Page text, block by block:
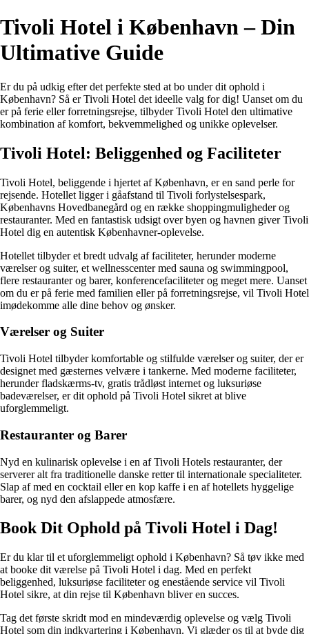
Tivoli Hotel i København – Din
Ultimative Guide
Er du på udkig efter det perfekte sted at bo under dit ophold i
København? Så er Tivoli Hotel det ideelle valg for dig! Uanset om du
er på ferie eller forretningsrejse, tilbyder Tivoli Hotel den ultimative
kombination af komfort, bekvemmelighed og unikke oplevelser.
Tivoli Hotel: Beliggenhed og Faciliteter
Tivoli Hotel, beliggende i hjertet af København, er en sand perle for
rejsende. Hotellet ligger i gåafstand til Tivoli forlystelsespark,
Københavns Hovedbanegård og en række shoppingmuligheder og
restauranter. Med en fantastisk udsigt over byen og havnen giver Tivoli
Hotel dig en autentisk Københavner-oplevelse.
Hotellet tilbyder et bredt udvalg af faciliteter, herunder moderne
værelser og suiter, et wellnesscenter med sauna og swimmingpool,
flere restauranter og barer, konferencefaciliteter og meget mere. Uanset
om du er på ferie med familien eller på forretningsrejse, vil Tivoli Hotel
imødekomme alle dine behov og ønsker.
Værelser og Suiter
Tivoli Hotel tilbyder komfortable og stilfulde værelser og suiter, der er
designet med gæsternes velvære i tankerne. Med moderne faciliteter,
herunder fladskærms-tv, gratis trådløst internet og luksuriøse
badeværelser, er dit ophold på Tivoli Hotel sikret at blive
uforglemmeligt.
Restauranter og Barer
Nyd en kulinarisk oplevelse i en af Tivoli Hotels restauranter, der
serverer alt fra traditionelle danske retter til internationale specialiteter.
Slap af med en cocktail eller en kop kaffe i en af hotellets hyggelige
barer, og nyd den afslappede atmosfære.
Book Dit Ophold på Tivoli Hotel i Dag!
Er du klar til et uforglemmeligt ophold i København? Så tøv ikke med
at booke dit værelse på Tivoli Hotel i dag. Med en perfekt
beliggenhed, luksuriøse faciliteter og enestående service vil Tivoli
Hotel sikre, at din rejse til København bliver en succes.
Tag det første skridt mod en mindeværdig oplevelse og vælg Tivoli
Hotel som din indkvartering i København. Vi glæder os til at byde dig